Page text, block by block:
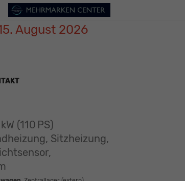
August 2026
(110 PS)
Sitzheizung,